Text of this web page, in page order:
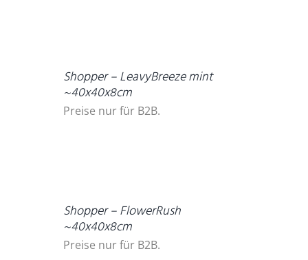
Shopper – LeavyBreeze mint
~40x40x8cm
Preise nur für B2B.
Shopper – FlowerRush
~40x40x8cm
Preise nur für B2B.